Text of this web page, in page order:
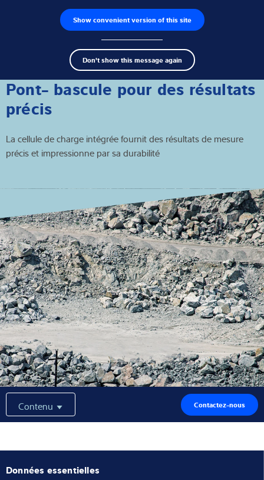
Show convenient version of this site
Don't show this message again
Recherche de produits Emplois
Search
term
Capteurs de pesage
Électroniques de pesage
Balances industrielles
Solutions d'inspection
Solutions individuelles
Service
Solutions Industrielles
Expertise et connaissances
À propos de nous
Actualités
Pont- bascule pour des résultats
précis
La cellule de charge intégrée fournit des résultats de mesure
précis et impressionne par sa durabilité
Contenu Contactez-nous
Données essentielles